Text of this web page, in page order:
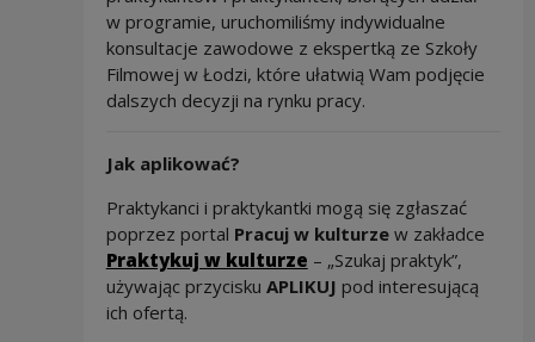
w programie, uruchomiliśmy indywidualne
konsultacje zawodowe z ekspertką ze Szkoły
Filmowej w Łodzi, które ułatwią Wam podjęcie
dalszych decyzji na rynku pracy.
Jak aplikować?
Praktykanci i praktykantki mogą się zgłaszać
poprzez portal Pracuj w kulturze w zakładce
Praktykuj w kulturze – „Szukaj praktyk”,
używając przycisku APLIKUJ pod interesującą
ich ofertą.